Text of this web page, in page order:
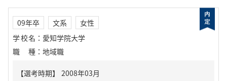
09年卒 文系
女性
学校名 ： 愛知学院大学
職種 ： 地域職